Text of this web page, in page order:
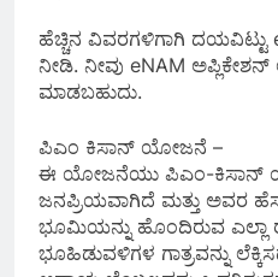
ಹೆಚ್ಚಿನ ವಿವರಗಳಿಗಾಗಿ
ನೀಡಿ. ನೀವು eNAM
ಮಾಡಬಹುದು.
ಪಿಎಂ ಕಿಸಾನ್ ಯೋಜನೆ –
ಈ ಯೋಜನೆಯು ಪಿಎಂ-ಕಿಸಾನ್
ಜನಪ್ರಿಯವಾಗಿದೆ ಮತ್ತು ಅವರ
ಭೂಮಿಯನ್ನು ಹೊಂದಿರುವ ಎಲ್ಲಾ
ಭೂಹಿಡುವಳಿಗಳ ಗಾತ್ರವನ್ನು